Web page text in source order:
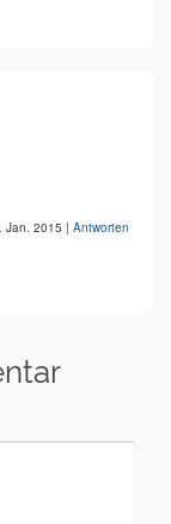
Jan. 2015 | Antworten